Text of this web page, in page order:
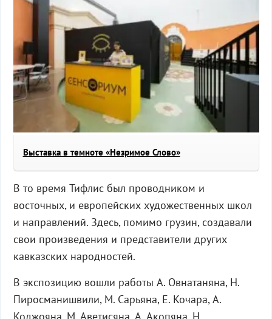
Выставка в темноте «Незримое Слово»
В то время Тифлис был проводником и
восточных, и европейских художественных школ
и направлений. Здесь, помимо грузин, создавали
свои произведения и представители других
кавказских народностей.
В экспозицию вошли работы А. Овнатаняна, Н.
Пиросманишвили, М. Сарьяна, Е. Кочара, А.
Коджояна, М. Аветисяна, А. Акопяна, Н.